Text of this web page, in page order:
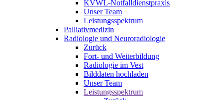
KVWL-Notfalldienstpraxis
Unser Team
Leistungsspektrum
Palliativmedizin
Radiologie und Neuroradiologie
Zurück
Fort- und Weiterbildung
Radiologie im Vest
Bilddaten hochladen
Unser Team
Leistungsspektrum